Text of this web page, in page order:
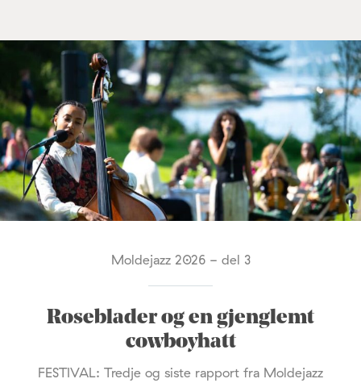
Moldejazz 2026 - del 3
Roseblader og en gjenglemt
cowboyhatt
FESTIVAL: Tredje og siste rapport fra Moldejazz